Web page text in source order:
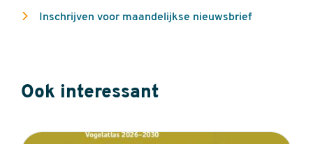
Inschrijven voor maandelijkse nieuwsbrief
Ook interessant